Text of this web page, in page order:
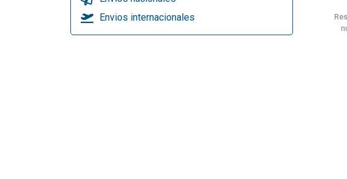
Envios internacionales